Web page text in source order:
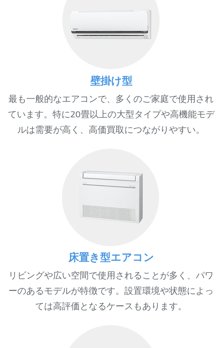
壁掛け型
最も一般的なエアコンで、多くのご家庭で使用され
ています。特に20畳以上の大型タイプや高機能モデ
ルは需要が高く、高価買取につながりやすい。
床置き型エアコン
リビングや広い空間で使用されることが多く、パワ
ーのあるモデルが特徴です。設置環境や状態によっ
ては高評価となるケースもあります。